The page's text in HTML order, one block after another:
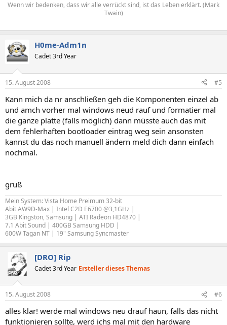
Wenn wir bedenken, dass wir alle verrückt sind, ist das Leben erklärt. (Mark
Twain)
H0me-Adm1n
Cadet 3rd Year
15. August 2008 #5
Kann mich da nr anschließen geh die Komponenten einzel ab
und amch vorher mal windows neud rauf und formatier mal
die ganze platte (falls möglich) dann müsste auch das mit
dem fehlerhaften bootloader eintrag weg sein ansonsten
kannst du das noch manuell ändern meld dich dann einfach
nochmal.
gruß
Mein System: Vista Home Preimum 32-bit
Abit AW9D-Max | Intel C2D E6700 @3,1GHz |
3GB Kingston, Samsung | ATI Radeon HD4870 |
7.1 Abit Sound | 400GB Samsung HDD |
600W Tagan NT | 19" Samsung Syncmaster
[DRO] Rip
Cadet 3rd Year Ersteller dieses Themas
15. August 2008 #6
alles klar! werde mal windows neu drauf haun, falls das nicht
funktionieren sollte, werd ichs mal mit den hardware